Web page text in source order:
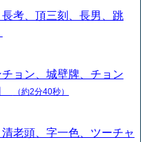
考、頂三刻、長男、跳
ョン、城壁牌、チョン
（約2分40秒）
老頭、字一色、ツーチャ